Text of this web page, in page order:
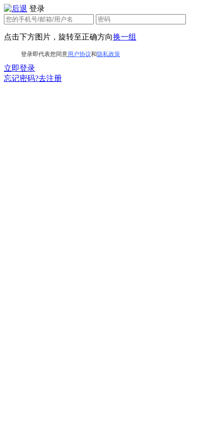
登录
点击下方图片，旋转至正确方向换一组
登录即代表您同意用户协议和隐私政策
立即登录
忘记密码?去注册